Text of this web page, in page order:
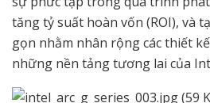
tăng tỷ suất hoàn vốn (ROI), và
gọn nhằm nhân rộng các thiết
những nền tảng tương lai của